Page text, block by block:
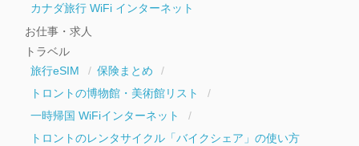
カナダ旅行 WiFi インターネット
お仕事・求人
トラベル
旅行eSIM
保険まとめ
トロントの博物館・美術館リスト
一時帰国 WiFiインターネット
トロントのレンタサイクル「バイクシェア」の使い方